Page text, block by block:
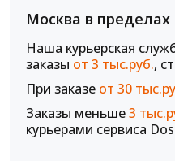
Москва в
Наша курьерская
заказы от 3 тыс.руб.,
При заказе от 30
Заказы меньше3
курьерами сервиса